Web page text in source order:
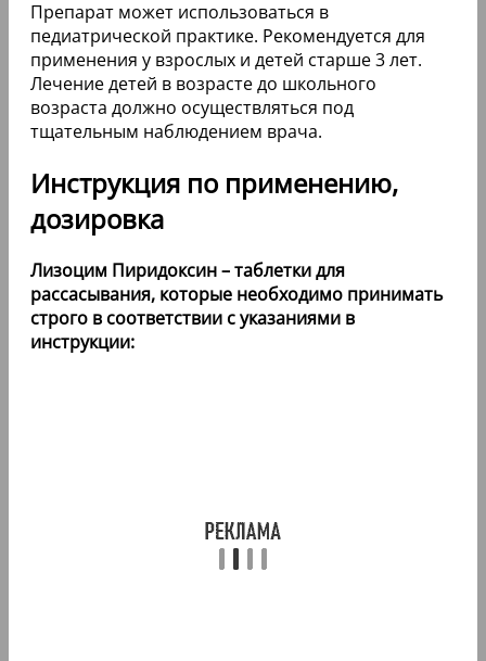
Препарат может использоваться в
педиатрической практике. Рекомендуется для
применения у взрослых и детей старше 3 лет.
Лечение детей в возрасте до школьного
возраста должно осуществляться под
тщательным наблюдением врача.
Инструкция по применению,
дозировка
Лизоцим Пиридоксин – таблетки для
рассасывания, которые необходимо принимать
строго в соответствии с указаниями в
инструкции: